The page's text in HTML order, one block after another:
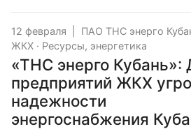
12 февраля ПАО ТНС энерго
ЖКХ · Ресурсы, энергетика
«ТНС энерго Кубань»:
предприятий ЖКХ
надежности
энергоснабжения